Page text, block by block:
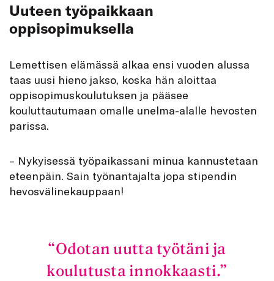
Uuteen työpaikkaan
oppisopimuksella
Lemettisen elämässä alkaa ensi vuoden alussa
taas uusi hieno jakso, koska hän aloittaa
oppisopimuskoulutuksen ja pääsee
kouluttautumaan omalle unelma-alalle hevosten
parissa.
– Nykyisessä työpaikassani minua kannustetaan
eteenpäin. Sain työnantajalta jopa stipendin
hevosvälinekauppaan!
Odotan uutta työtäni ja
koulutusta innokkaasti.